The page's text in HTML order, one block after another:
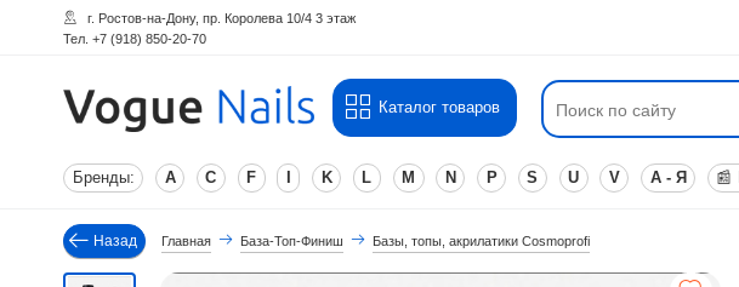
г. Ростов-на-Дону, пр. Королева 10/4 3 этаж
Тел. +7 (918) 850-20-70
Каталог товаров
Бренды: A C F K L M N P S U V А - Я 📰
Назад Главная База-Топ-Финиш Базы, топы, акрилатики Cosmoprofi